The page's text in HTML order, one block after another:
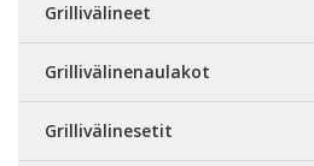
Grillivälineet
Grillivälinenaulakot
Grillivälinesetit